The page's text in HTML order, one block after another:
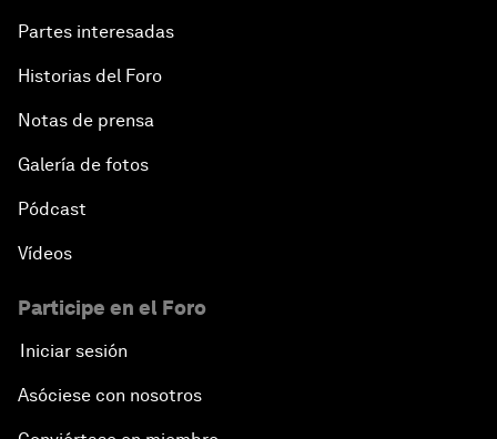
Partes interesadas
Historias del Foro
Notas de prensa
Galería de fotos
Pódcast
Vídeos
Participe en el Foro
Iniciar sesión
Asóciese con nosotros